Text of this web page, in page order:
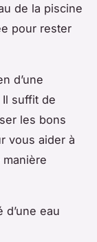
de la piscine
pour rester
d’une
Il suffit de
les bons
vous aider à
eau